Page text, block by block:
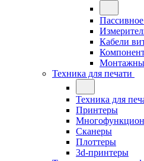
Пассивное
Кабели
Техника для печати
Техника для
Принтеры
Сканеры
Плоттеры
3d-принтеры